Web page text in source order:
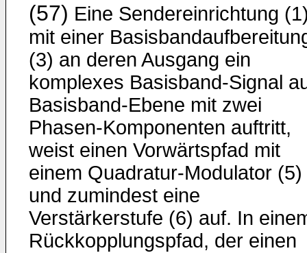
(57) Eine Sendereinrichtung
mit einer
(3) an deren Ausgang ein
komplexes Basisband-Signal
Basisband-Ebene mit zwei
Phasen-Komponenten auftritt,
weist einen Vorwärtspfad mit
einem Quadratur-Modulator (5)
und zumindest eine
Verstärkerstufe (6) auf. In
Rückkopplungspfad, der einen